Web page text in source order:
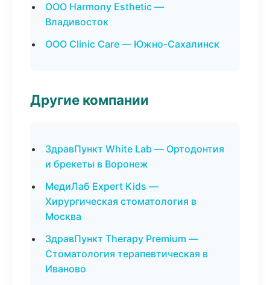
ООО Harmony Esthetic —
Владивосток
ООО Clinic Care — Южно-Сахалинск
Другие компании
ЗдравПункт White Lab — Ортодонтия
и брекеты в Воронеж
МедиЛаб Expert Kids —
Хирургическая стоматология в
Москва
ЗдравПункт Therapy Premium —
Стоматология терапевтическая в
Иваново